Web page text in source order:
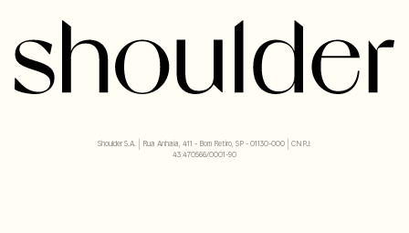
Shoulder S.A. | Rua Anhaia, 411 - Bom Retiro, SP - 01130-000 | CNPJ:
43.470566/0001-90